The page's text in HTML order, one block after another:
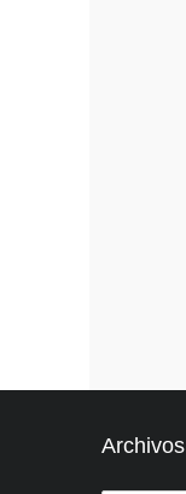
Archivos